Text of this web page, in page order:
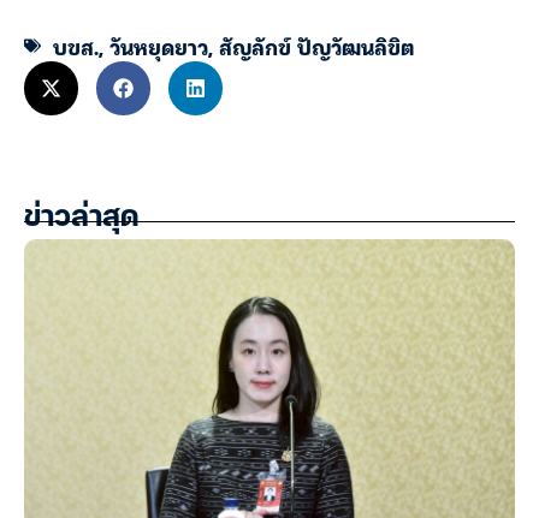
บขส.,วันหยุดยาว,สัญลักข์ ปัญวัฒนลิขิต
ข่าวล่าสุด